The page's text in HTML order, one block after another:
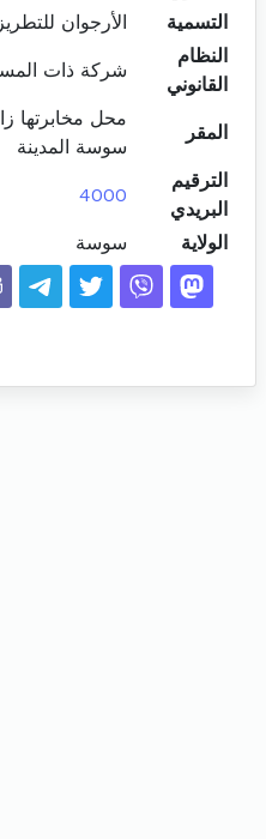
التسمية
الأرجوان
النظام
القانوني
شركة ذات
المقر
محل مخابرتها
سوسة المدينة
الترقيم
البريدي
4000
الولاية سوسة